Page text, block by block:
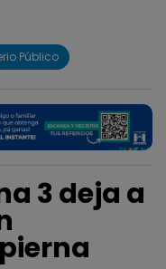
Público
3 deja a